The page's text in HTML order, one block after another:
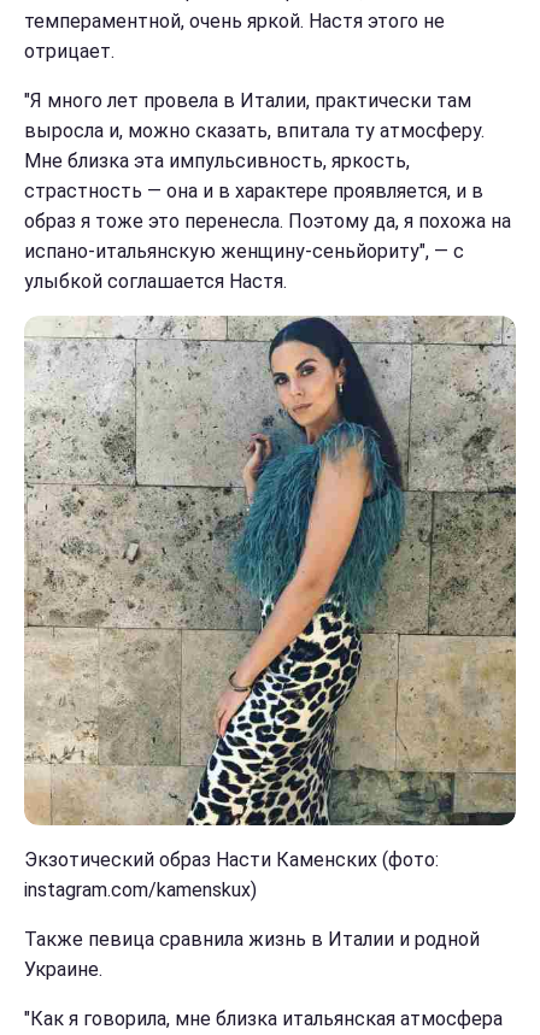
темпераментной, очень яркой. Настя этого не
отрицает.
"Я много лет провела в Италии, практически там
выросла и, можно сказать, впитала ту атмосферу.
Мне близка эта импульсивность, яркость,
страстность — она и в характере проявляется, и в
образ я тоже это перенесла. Поэтому да, я похожа на
испано-итальянскую женщину-сеньйориту", — с
улыбкой соглашается Настя.
Экзотический образ Насти Каменских (фото:
instagram.com/kamenskux)
Также певица сравнила жизнь в Италии и родной
Украине.
"Как я говорила, мне близка итальянская атмосфера